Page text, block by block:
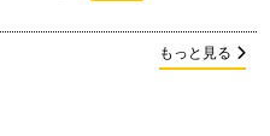
もっと見る